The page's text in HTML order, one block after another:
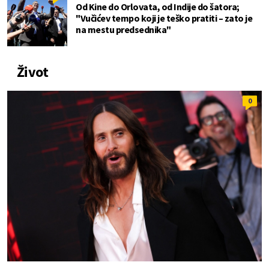
Od Kine do Orlovata, od Indije do šatora;
"Vučićev tempo koji je teško pratiti – zato je
na mestu predsednika"
Život
0